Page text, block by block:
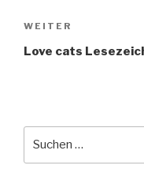
Nächster
Beitrag
WEITER
Love cats